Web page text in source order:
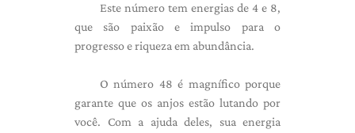
Este número tem energias de 4 e 8,
que são paixão e impulso para o
progresso e riqueza em abundância.
O número 48 é magnífico porque
garante que os anjos estão lutando por
você. Com a ajuda deles, sua energia